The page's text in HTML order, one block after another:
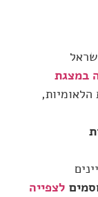
במצגת
לצפייה